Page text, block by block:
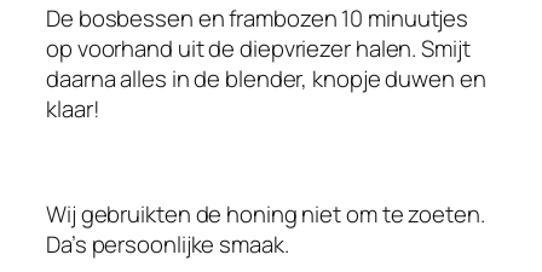
De bosbessen en frambozen 10 minuutjes
op voorhand uit de diepvriezer halen. Smijt
daarna alles in de blender, knopje duwen en
klaar!
Wij gebruikten de honing niet om te zoeten.
Da’s persoonlijke smaak.